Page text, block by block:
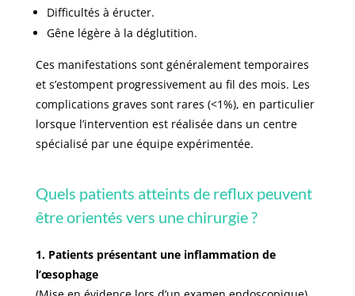
Difficultés à éructer.
Gêne légère à la déglutition.
Ces manifestations sont généralement temporaires
et s’estompent progressivement au fil des mois. Les
complications graves sont rares (<1%), en particulier
lorsque l’intervention est réalisée dans un centre
spécialisé par une équipe expérimentée.
Quels patients atteints de reflux peuvent
être orientés vers une chirurgie ?
1. Patients présentant une inflammation de
l’œsophage